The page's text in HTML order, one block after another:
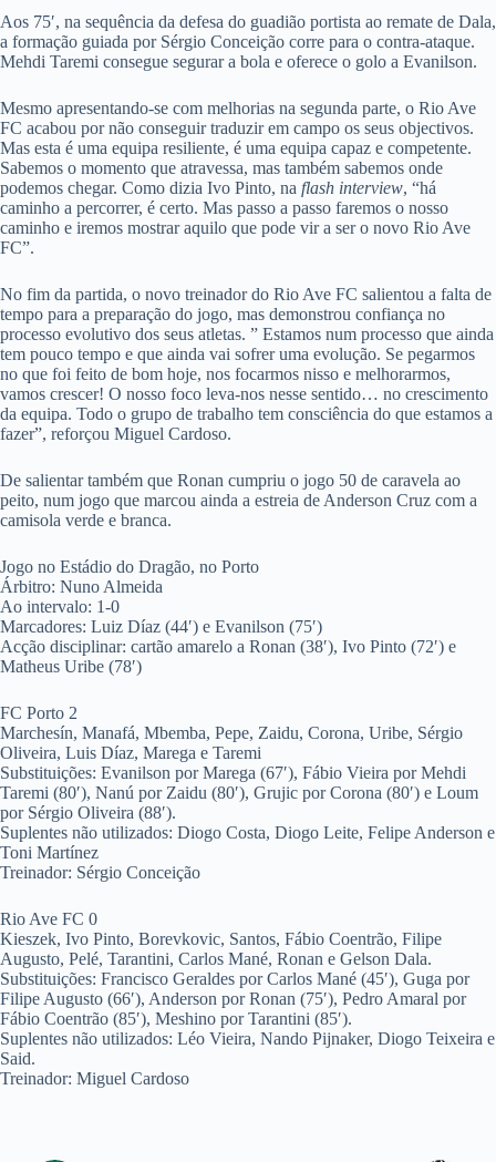
Aos 75′, na sequência da defesa do guadião portista ao remate de Dala,
a formação guiada por Sérgio Conceição corre para o contra-ataque.
Mehdi Taremi consegue segurar a bola e oferece o golo a Evanilson.
Mesmo apresentando-se com melhorias na segunda parte, o Rio Ave
FC acabou por não conseguir traduzir em campo os seus objectivos.
Mas esta é uma equipa resiliente, é uma equipa capaz e competente.
Sabemos o momento que atravessa, mas também sabemos onde
podemos chegar. Como dizia Ivo Pinto, na flash interview, “há
caminho a percorrer, é certo. Mas passo a passo faremos o nosso
caminho e iremos mostrar aquilo que pode vir a ser o novo Rio Ave
FC”.
No fim da partida, o novo treinador do Rio Ave FC salientou a falta de
tempo para a preparação do jogo, mas demonstrou confiança no
processo evolutivo dos seus atletas. ” Estamos num processo que ainda
tem pouco tempo e que ainda vai sofrer uma evolução. Se pegarmos
no que foi feito de bom hoje, nos focarmos nisso e melhorarmos,
vamos crescer! O nosso foco leva-nos nesse sentido… no crescimento
da equipa. Todo o grupo de trabalho tem consciência do que estamos a
fazer”, reforçou Miguel Cardoso.
De salientar também que Ronan cumpriu o jogo 50 de caravela ao
peito, num jogo que marcou ainda a estreia de Anderson Cruz com a
camisola verde e branca.
Jogo no Estádio do Dragão, no Porto
Árbitro: Nuno Almeida
Ao intervalo: 1-0
Marcadores: Luiz Díaz (44′) e Evanilson (75′)
Acção disciplinar: cartão amarelo a Ronan (38′), Ivo Pinto (72′) e
Matheus Uribe (78′)
FC Porto 2
Marchesín, Manafá, Mbemba, Pepe, Zaidu, Corona, Uribe, Sérgio
Oliveira, Luis Díaz, Marega e Taremi
Substituições: Evanilson por Marega (67′), Fábio Vieira por Mehdi
Taremi (80′), Nanú por Zaidu (80′), Grujic por Corona (80′) e Loum
por Sérgio Oliveira (88′).
Suplentes não utilizados: Diogo Costa, Diogo Leite, Felipe Anderson e
Toni Martínez
Treinador: Sérgio Conceição
Rio Ave FC 0
Kieszek, Ivo Pinto, Borevkovic, Santos, Fábio Coentrão, Filipe
Augusto, Pelé, Tarantini, Carlos Mané, Ronan e Gelson Dala.
Substituições: Francisco Geraldes por Carlos Mané (45′), Guga por
Filipe Augusto (66′), Anderson por Ronan (75′), Pedro Amaral por
Fábio Coentrão (85′), Meshino por Tarantini (85′).
Suplentes não utilizados: Léo Vieira, Nando Pijnaker, Diogo Teixeira e
Said.
Treinador: Miguel Cardoso